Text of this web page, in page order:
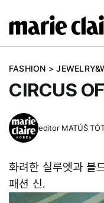
텐
FASHION >
CIRCUS
editor MATÚŠ
화려한 실루엣과 볼
패션 신.